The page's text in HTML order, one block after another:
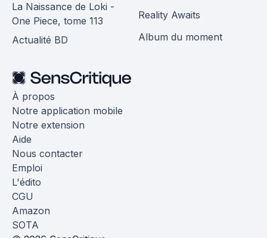
La Naissance de Loki -
One Piece, tome 113
Actualité BD
Reality Awaits
Album du moment
À propos
Notre application mobile
Notre extension
Aide
Nous contacter
Emploi
L'édito
CGU
Amazon
SOTA